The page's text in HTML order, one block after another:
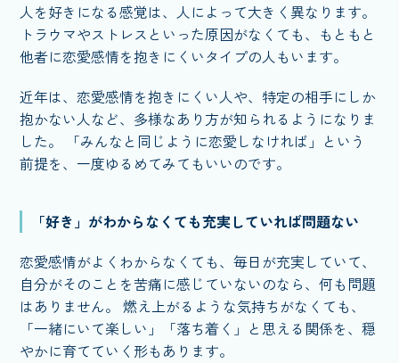
人を好きになる感覚は、人によって大きく異なります。
トラウマやストレスといった原因がなくても、もともと
他者に恋愛感情を抱きにくいタイプの人もいます。
近年は、恋愛感情を抱きにくい人や、特定の相手にしか
抱かない人など、多様なあり方が知られるようになりま
した。 「みんなと同じように恋愛しなければ」という
前提を、一度ゆるめてみてもいいのです。
「好き」がわからなくても充実していれば問題ない
恋愛感情がよくわからなくても、毎日が充実していて、
自分がそのことを苦痛に感じていないのなら、何も問題
はありません。 燃え上がるような気持ちがなくても、
「一緒にいて楽しい」「落ち着く」と思える関係を、穏
やかに育てていく形もあります。